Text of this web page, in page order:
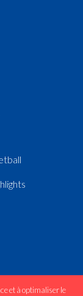
et à optimaliser le